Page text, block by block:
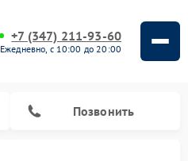
+7 (347) 211-93-60
Ежедневно, с 10:00 до 20:00
Позвонить